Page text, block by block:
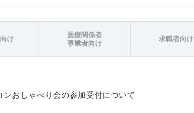
け
医療関係者
事業者向け
求職者向け
ンおしゃべり会の参加受付について